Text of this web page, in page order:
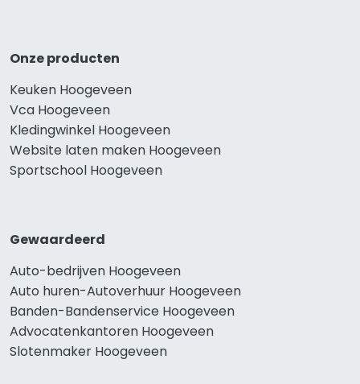
Onze producten
Keuken Hoogeveen
Vca Hoogeveen
Kledingwinkel Hoogeveen
Website laten maken Hoogeveen
Sportschool Hoogeveen
Gewaardeerd
Auto-bedrijven Hoogeveen
Auto huren-Autoverhuur Hoogeveen
Banden-Bandenservice Hoogeveen
Advocatenkantoren Hoogeveen
Slotenmaker Hoogeveen